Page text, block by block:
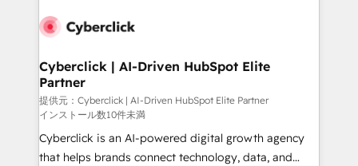
maximize profitability and adapt to your goals.
Cyberclick | AI-Driven HubSpot Elite
Partner
提供元：Cyberclick | AI-Driven HubSpot Elite Partner
インストール数10件未満
Cyberclick is an AI-powered digital growth agency
that helps brands connect technology, data, and